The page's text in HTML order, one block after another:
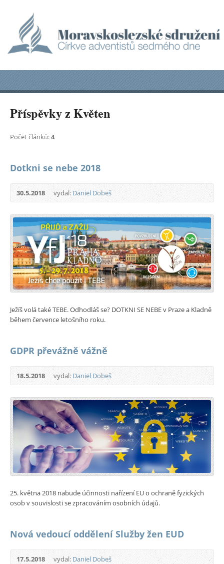
Příspěvky z Květen
Počet článků:4
Dotkni se nebe 2018
30.5.2018 vydal: Daniel Dobeš
Ježíš volá také TEBE. Odhodláš se? DOTKNI SE NEBE v Praze a Kladně
během července letošního roku.
GDPR převážně vážně
18.5.2018 vydal: Daniel Dobeš
25. května 2018 nabude účinnosti nařízení EU o ochraně fyzických
osob v souvislosti se zpracováním osobních údajů.
Nová vedoucí oddělení Služby žen EUD
17.5.2018 vydal: Daniel Dobeš